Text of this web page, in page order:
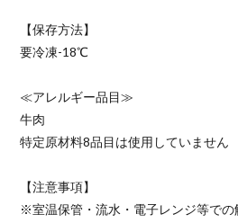
【保存方法】
要冷凍-18℃
≪アレルギー品目≫
牛肉
特定原材料8品目は使用していません
【注意事項】
※室温保管・流水・電子レンジ等での